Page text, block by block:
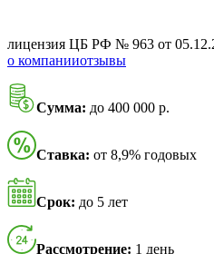
лицензия ЦБ РФ № 963 от
о компанииотзывы
Сумма: до 400 000 р.
Ставка: от 8,9% годовых
Срок: до 5 лет
Рассмотрение: 1 день